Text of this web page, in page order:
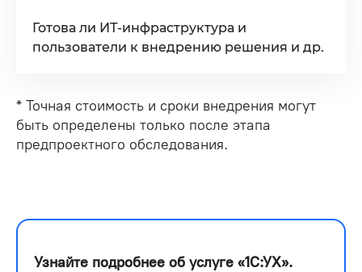
Готова ли ИТ-инфраструктура и
пользователи к внедрению решения и др.
* Точная стоимость и сроки внедрения могут
быть определены только после этапа
предпроектного обследования.
Узнайте подробнее об услуге «1С:УХ».